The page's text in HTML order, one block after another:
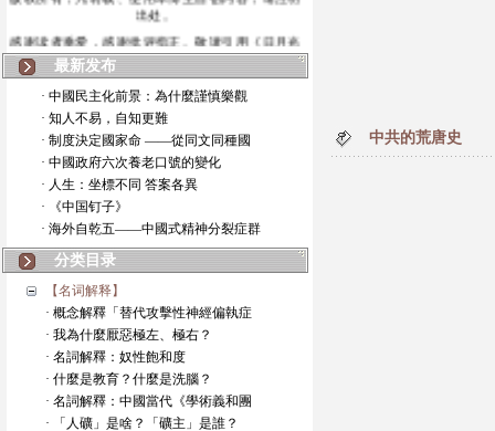
出处。
感谢读者垂爱，感谢批评指正。敬请引用《日月光
华》博
最新发布
· 中國民主化前景：為什麼謹慎樂觀
· 知人不易，自知更難
· 制度決定國家命 ——從同文同種國
· 中國政府六次養老口號的變化
· 人生：坐標不同 答案各異
· 《中国钉子》
· 海外自乾五——中國式精神分裂症群
分类目录
【名词解释】
· 概念解釋「替代攻擊性神經偏執症
· 我為什麼厭惡極左、極右？
· 名詞解釋：奴性飽和度
· 什麼是教育？什麼是洗腦？
· 名詞解釋：中國當代《學術義和團
· 「人礦」是啥？「礦主」是誰？
中共的荒唐史